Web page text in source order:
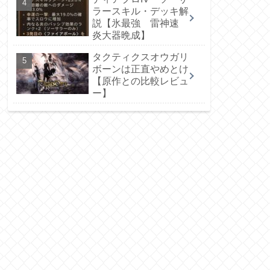
ラースキル・デッキ解
説【氷最強 雷神速
炎大器晩成】
タクティクスオウガリ
ボーンは正直やめとけ
【原作との比較レビュ
ー】